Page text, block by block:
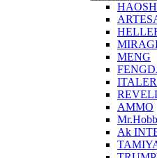
MENG
AMMO
Ak